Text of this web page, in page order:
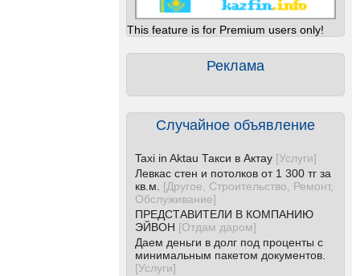
This feature is for Premium users only!
Реклама
Случайное объявление
Taxi in Aktau Такси в Актау [Услуги]
Левкас стен и потолков от 1 300 тг за
кв.м.
[Другое, Строительство, Ремонт,
Обслуживание]
ПРЕДСТАВИТЕЛИ В КОМПАНИЮ
ЭЙВОН [Отдам даром]
Даем деньги в долг под проценты с
минимальным пакетом документов.
[Услуги]